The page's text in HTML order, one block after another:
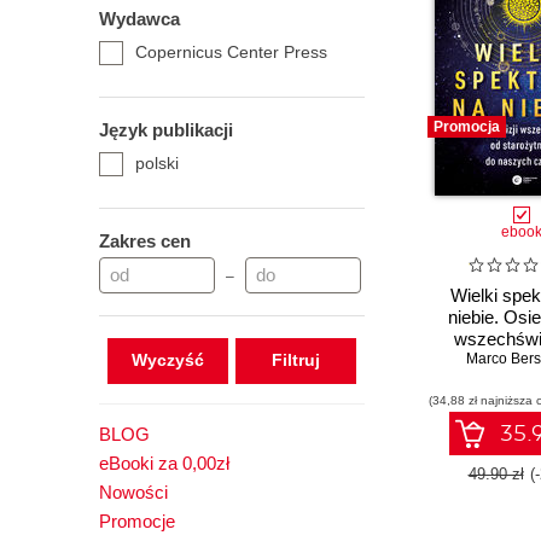
Wydawca
Copernicus Center Press
Język publikacji
polski
Zakres cen
–
Wyczyść
BLOG
eBooki za 0,00zł
Nowości
Promocje
Promocja
ebook
Wielki
niebie.
Marco
(34,88 zł najniższa
49.90 zł